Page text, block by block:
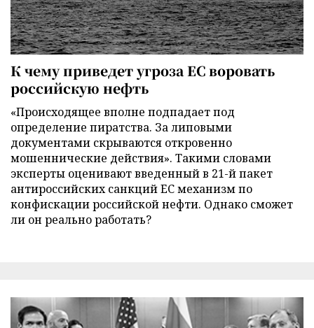
К чему приведет угроза ЕС воровать
российскую нефть
«Происходящее вполне подпадает под
определение пиратства. За липовыми
документами скрываются откровенно
мошеннические действия». Такими словами
эксперты оценивают введенный в 21-й пакет
антироссийских санкций ЕС механизм по
конфискации российской нефти. Однако сможет
ли он реально работать?